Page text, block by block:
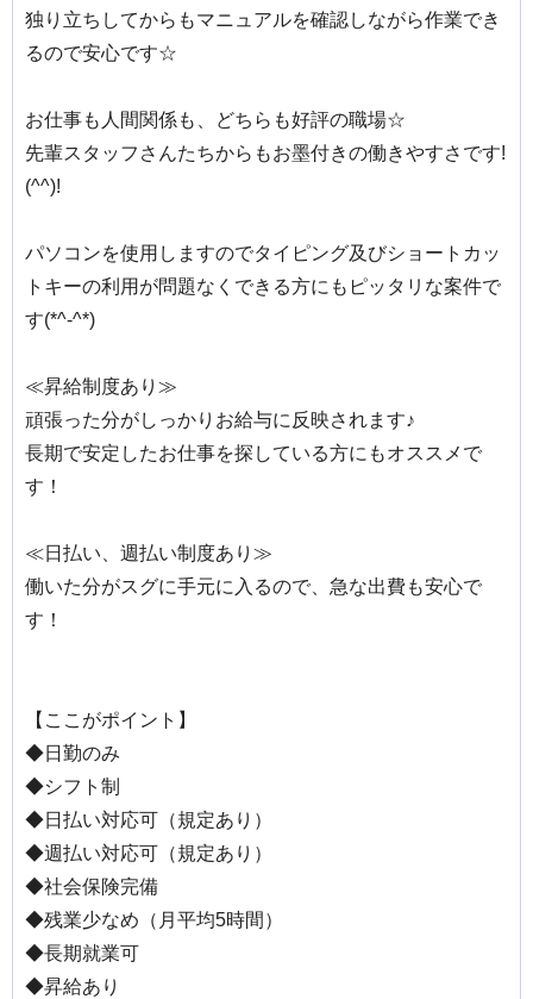
独り立ちしてからもマニュアルを確認しながら作業でき
るので安心です☆
お仕事も人間関係も、どちらも好評の職場☆
先輩スタッフさんたちからもお墨付きの働きやすさです!
(^^)!
パソコンを使用しますのでタイピング及びショートカッ
トキーの利用が問題なくできる方にもピッタリな案件で
す(*^-^*)
≪昇給制度あり≫
頑張った分がしっかりお給与に反映されます♪
長期で安定したお仕事を探している方にもオススメで
す！
≪日払い、週払い制度あり≫
働いた分がスグに手元に入るので、急な出費も安心で
す！
【ここがポイント】
◆日勤のみ
◆シフト制
◆日払い対応可（規定あり）
◆週払い対応可（規定あり）
◆社会保険完備
◆残業少なめ（月平均5時間）
◆長期就業可
◆昇給あり